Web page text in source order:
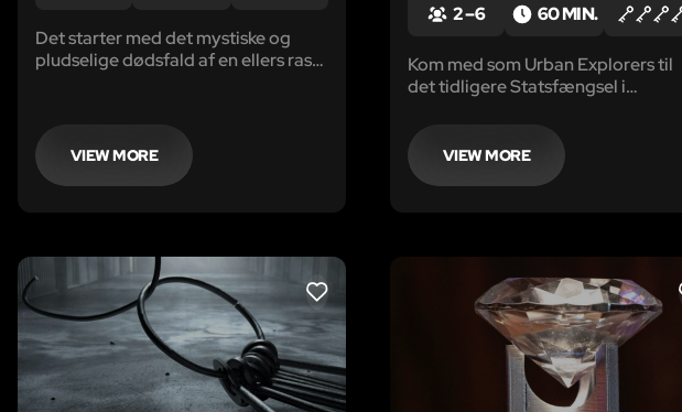
Det starter med det mystiske og
pludselige dødsfald af en ellers rask
er en pige med langt sort hår og et
videobånd.
VIEW MORE
2 – 6 60 MIN.
Kom med som Urban Explorers til
det tidligere Statsfængsel i
hemmelighederne i de gamle celler!
VIEW MORE
LIKE